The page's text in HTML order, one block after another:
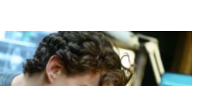
unik kepada kakitangan.